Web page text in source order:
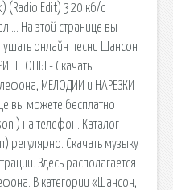
(Radio Edit) 320 кб/с
На этой странице вы
онлайн песни Шансон
- Скачать
МЕЛОДИИ и НАРЕЗКИ
вы можете бесплатно
) на телефон. Каталог
регулярно. Скачать музыку
Здесь располагается
В категории «Шансон,